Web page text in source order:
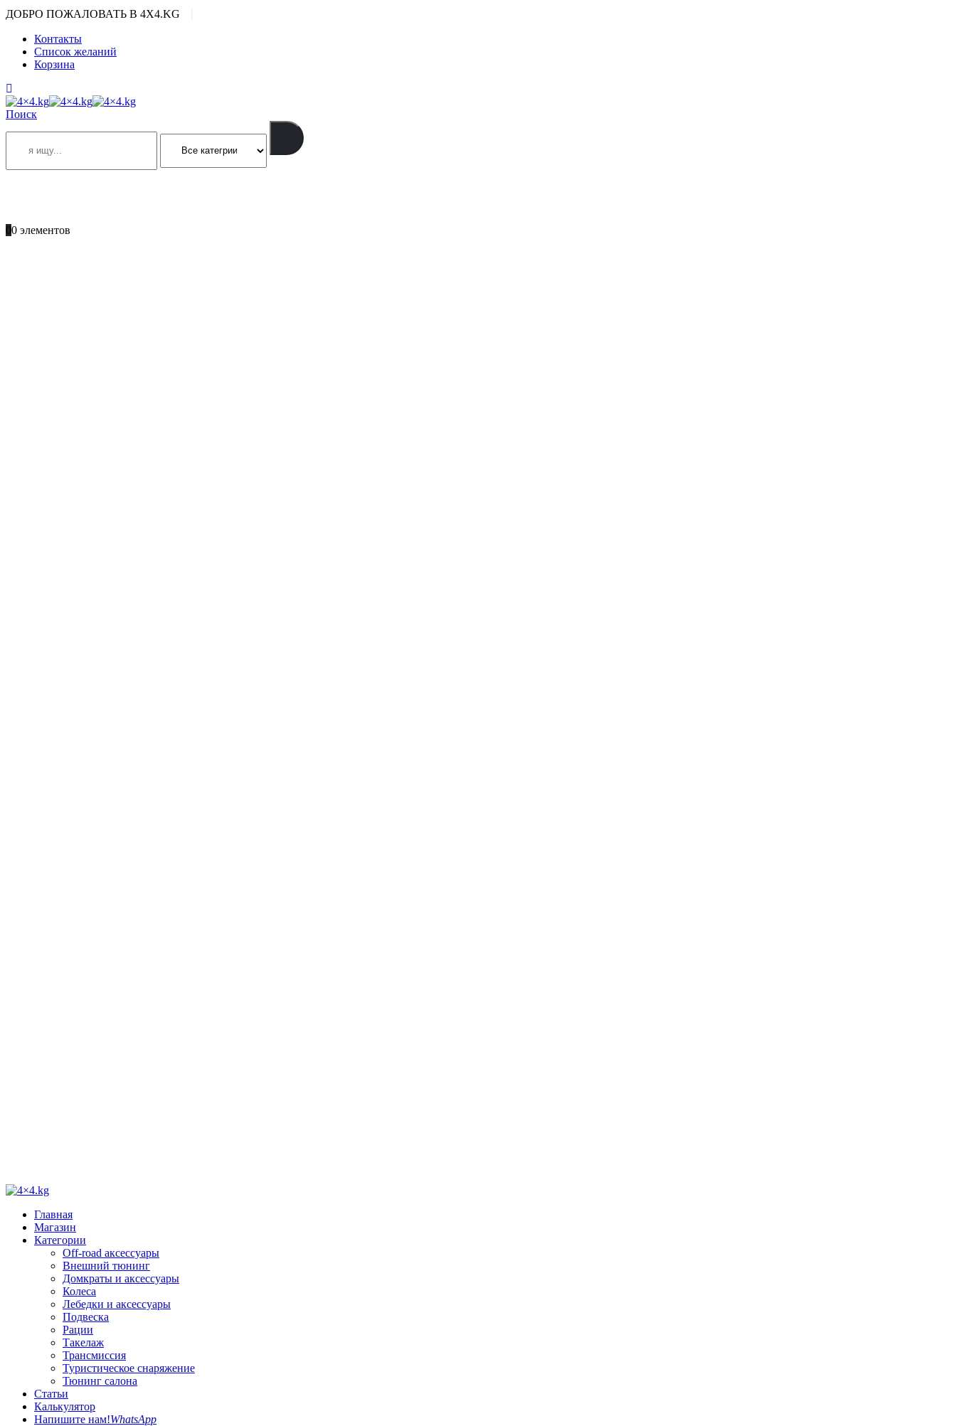
ДОБРО ПОЖАЛОВАТЬ В 4X4.KG
Контакты
Список желаний
Корзина
Поиск
00 элементов
Главная
Магазин
Категории
Off-road аксессуары
Внешний тюнинг
Домкраты и аксессуары
Колеса
Лебедки и аксессуары
Подвеска
Рации
Такелаж
Трансмиссия
Туристическое снаряжение
Тюнинг салона
Статьи
Калькулятор
Напишите нам!WhatsApp